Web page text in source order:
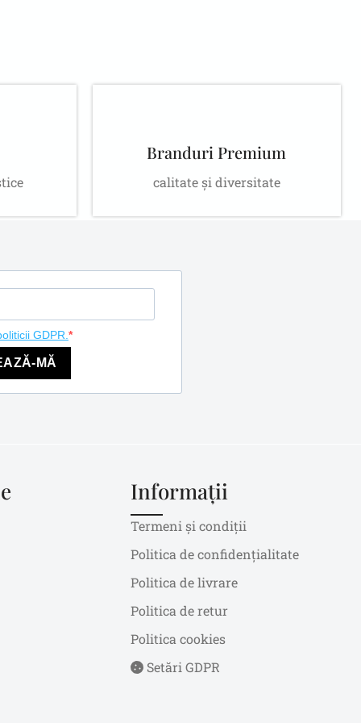
Branduri Premium
calitate și diversitate
GDPR.
MĂ
Informații
Termeni și condiții
Politica de confidențialitate
Politica de livrare
Politica de retur
Politica cookies
Setări GDPR